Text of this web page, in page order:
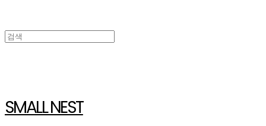
SMALL NEST